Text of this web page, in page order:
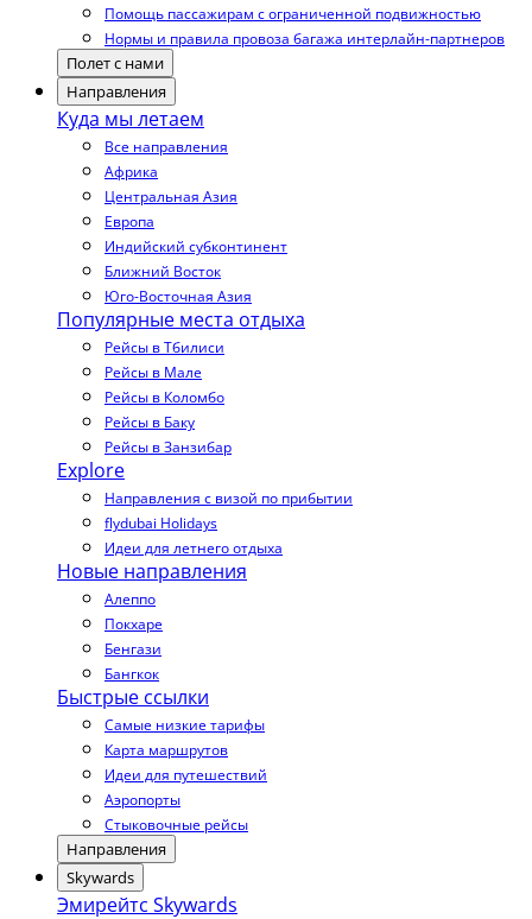
Помощь пассажирам с ограниченной подвижностью
Нормы и правила провоза багажа интерлайн-партнеров
Полет с нами
Направления
Куда мы летаем
Все направления
Африка
Центральная Азия
Европа
Индийский субконтинент
Ближний Восток
Юго-Восточная Азия
Популярные места отдыха
Рейсы в Тбилиси
Рейсы в Мале
Рейсы в Коломбо
Рейсы в Баку
Рейсы в Занзибар
Explore
Направления с визой по прибытии
flydubai Holidays
Идеи для летнего отдыха
Новые направления
Алеппо
Покхаре
Бенгази
Бангкок
Быстрые ссылки
Самые низкие тарифы
Карта маршрутов
Идеи для путешествий
Аэропорты
Стыковочные рейсы
Направления
Skywards
Эмирейтс Skywards